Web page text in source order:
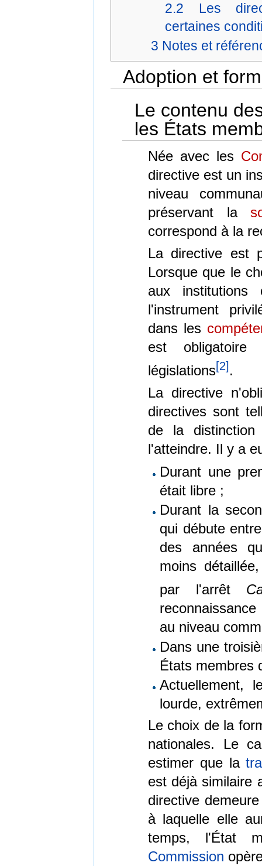
2.2
Les
certaines
3 Notes et
Adoption et
Le contenu
les États
Née avec les
directive est un
niveau
préservant la
correspond à la
La directive est
Lorsque que le
aux institutions
l'instrument
dans les
est obligatoire
législations[2] .
La directive
directives sont
de la
l'atteindre. Il y a
Durant une
était libre ;
Durant la
qui débute
des années
moins
par l'arrêt
au niveau
Dans une
États membres
Actuellement,
lourde,
Le choix de la
nationales. Le
estimer que la
est déjà similaire
directive
à laquelle elle
temps, l'État
Commission